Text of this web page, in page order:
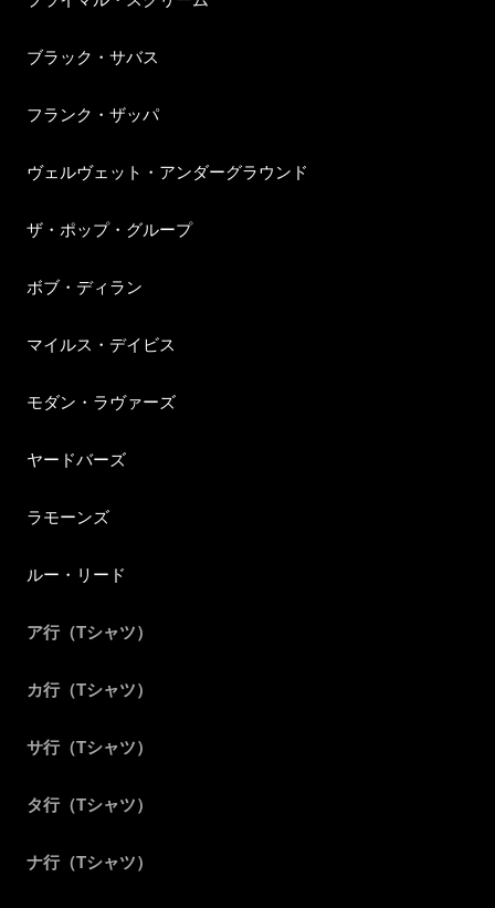
ブラック・サバス
フランク・ザッパ
ヴェルヴェット・アンダーグラウンド
ザ・ポップ・グループ
ボブ・ディラン
マイルス・デイビス
モダン・ラヴァーズ
ヤードバーズ
ラモーンズ
ルー・リード
ア行（Tシャツ）
カ行（Tシャツ）
サ行（Tシャツ）
タ行（Tシャツ）
ナ行（Tシャツ）